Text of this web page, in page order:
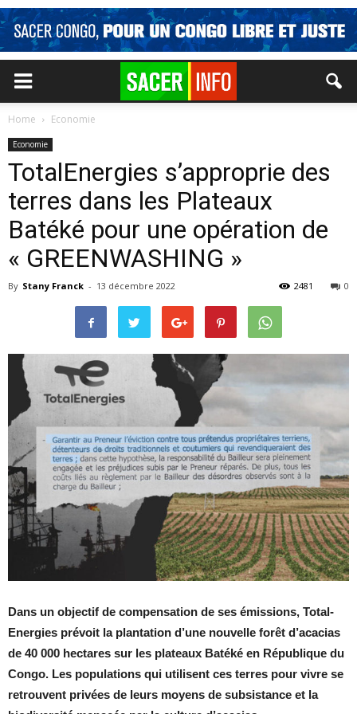
Home Economie
Economie
TotalEnergies s’approprie des
terres dans les Plateaux
Batéké pour une opération de
« GREENWASHING »
By Stany Franck - 13 décembre 2022 0
2481
Dans un objectif de compensation de ses émissions, Total-
Energies prévoit la plantation d’une nouvelle forêt d’acacias
de 40 000 hectares sur les plateaux Batéké en République du
Congo. Les populations qui utilisent ces terres pour vivre se
retrouvent privées de leurs moyens de subsistance et la